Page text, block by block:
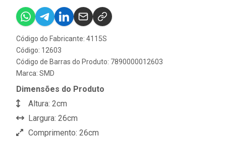
Código do Fabricante: 4115S
Código: 12603
Código de Barras do Produto: 7890000012603
Marca: SMD
Dimensões do Produto
Altura: 2cm
Largura: 26cm
Comprimento: 26cm